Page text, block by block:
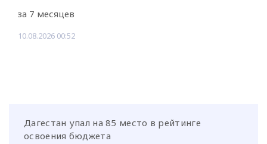
за 7 месяцев
10.08.2026 00:52
Дагестан упал на 85 место в рейтинге
освоения бюджета